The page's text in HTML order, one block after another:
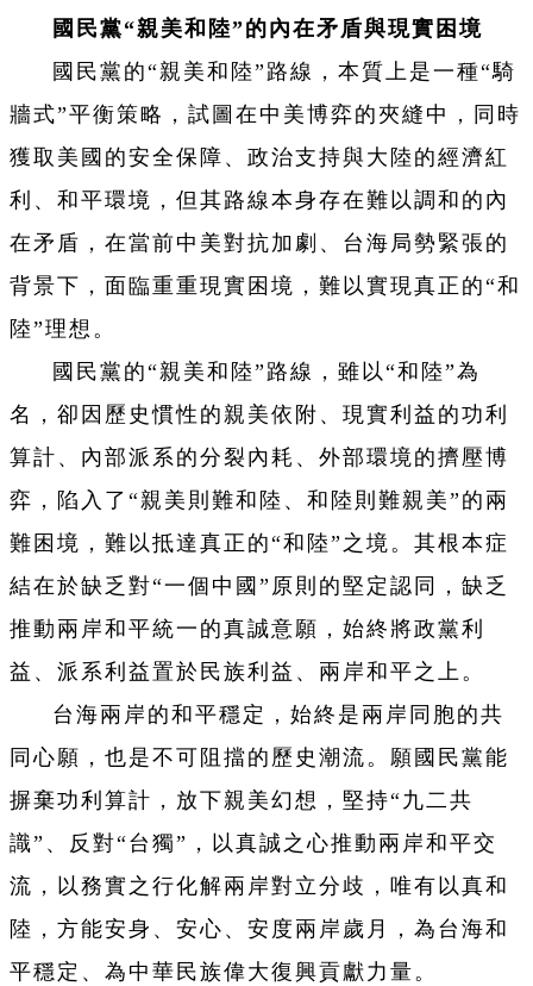
國民黨“親美和陸”的內在矛盾與現實困境
國民黨的“親美和陸”路線，本質上是一種“騎
牆式”平衡策略，試圖在中美博弈的夾縫中，同時
獲取美國的安全保障、政治支持與大陸的經濟紅
利、和平環境，但其路線本身存在難以調和的內
在矛盾，在當前中美對抗加劇、台海局勢緊張的
背景下，面臨重重現實困境，難以實現真正的“和
陸”理想。
國民黨的“親美和陸”路線，雖以“和陸”為
名，卻因歷史慣性的親美依附、現實利益的功利
算計、內部派系的分裂內耗、外部環境的擠壓博
弈，陷入了“親美則難和陸、和陸則難親美”的兩
難困境，難以抵達真正的“和陸”之境。其根本症
結在於缺乏對“一個中國”原則的堅定認同，缺乏
推動兩岸和平統一的真誠意願，始終將政黨利
益、派系利益置於民族利益、兩岸和平之上。
台海兩岸的和平穩定，始終是兩岸同胞的共
同心願，也是不可阻擋的歷史潮流。願國民黨能
摒棄功利算計，放下親美幻想，堅持“九二共
識”、反對“台獨”，以真誠之心推動兩岸和平交
流，以務實之行化解兩岸對立分歧，唯有以真和
陸，方能安身、安心、安度兩岸歲月，為台海和
平穩定、為中華民族偉大復興貢獻力量。